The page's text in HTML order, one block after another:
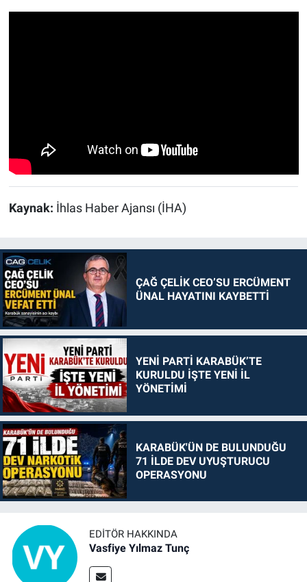
Kaynak: İhlas Haber Ajansı (İHA)
ÇAĞ ÇELİK CEO’SU ERCÜMENT
ÜNAL HAYATINI KAYBETTİ
YENİ PARTİ KARABÜK’TE
KURULDU İŞTE YENİ İL
YÖNETİMİ
KARABÜK'ÜN DE BULUNDUĞU
71 İLDE DEV UYUŞTURUCU
OPERASYONU
EDITÖR HAKKINDA
Vasfiye Yılmaz Tunç